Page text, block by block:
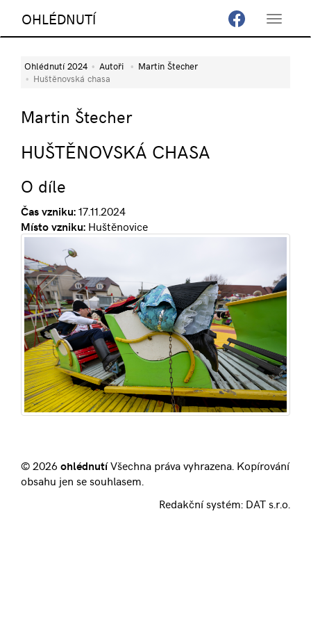
Toggle
OHLÉDNUTÍ
Ohlédnutí 2024 Autoři
Martin Štecher
Huštěnovská chasa
Martin Štecher
HUŠTĚNOVSKÁ CHASA
O díle
Čas vzniku:17.11.2024
Místo vzniku: Huštěnovice
© 2026ohlédnutíVšechna práva vyhrazena. Kopírování
obsahu jen se souhlasem.
Redakční systém: DAT s.r.o.